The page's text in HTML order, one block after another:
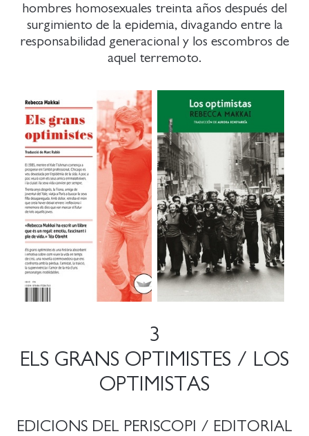
hombres homosexuales treinta años después del
surgimiento de la epidemia, divagando entre la
responsabilidad generacional y los escombros de
aquel terremoto.
3
ELS GRANS OPTIMISTES / LOS
OPTIMISTAS
EDICIONS DEL PERISCOPI / EDITORIAL